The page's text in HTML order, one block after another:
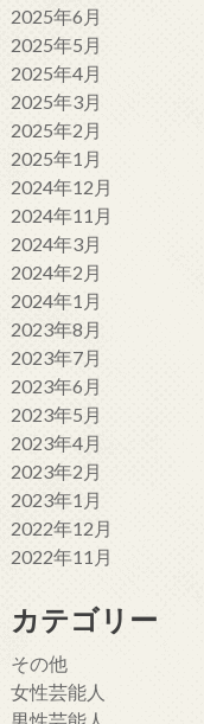
2025年6月
2025年5月
2025年4月
2025年3月
2025年2月
2025年1月
2024年12月
2024年11月
2024年3月
2024年2月
2024年1月
2023年8月
2023年7月
2023年6月
2023年5月
2023年4月
2023年2月
2023年1月
2022年12月
2022年11月
カテゴリー
その他
女性芸能人
男性芸能人